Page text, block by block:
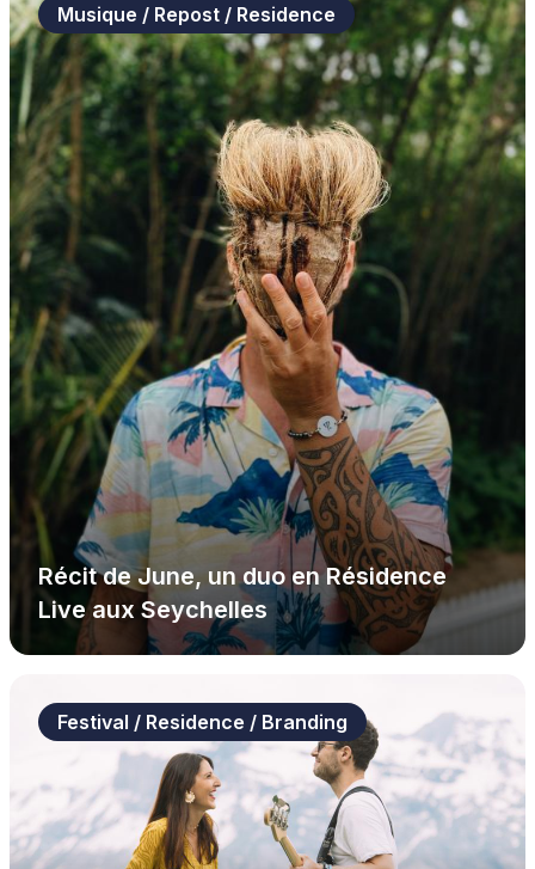
Musique / Repost / Residence
Récit de June, un duo en Résidence
Live aux Seychelles
Festival / Residence / Branding